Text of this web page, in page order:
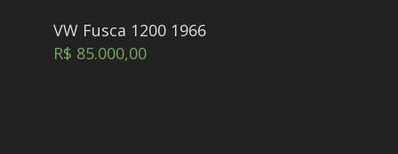
VW Fusca 1200 1966
R$ 85.000,00